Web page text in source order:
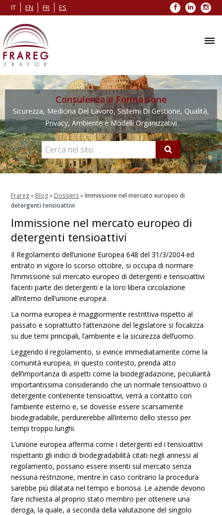
IT EN FR ES Facebook
LinkedIn
Consulenza e Formazione
Sicurezza, Medicina Del Lavoro, Sistemi Di Gestione, Qualità,
Privacy, Ambiente e Modelli Organizzativi
Frareg» Blog» Dossiers»Immissione nel mercato europeo di
detergenti tensioattivi
Immissione nel mercato europeo di
detergenti tensioattivi
Il Regolamento dell’unione Europea 648 del 31/3/2004 ed
entrato in vigore lo scorso ottobre, si occupa di normare
l’immissione sul mercato europeo di detergenti e tensioattivi
facenti parte dei detergenti e la loro libera circolazione
all’interno dell’unione europea.
La norma europea è maggiormente restrittiva rispetto al
passato e soprattutto l’attenzione del legislatore si focalizza
su due temi principali, l’ambiente e la sicurezza dell’uomo.
Leggendo il regolamento, si evince immediatamente come la
comunità europea, in questo contesto, prenda atto
dell’importanza di aspetti come la biodegradazione, peculiarità
importantissima considerando che un normale tensioattivo o
detergente contenente tensioattivi, verrà a contatto con
l’ambiente esterno e, se dovesse essere scarsamente
biodegradabile, perdurerebbe all’interno dello stesso per
tempi troppo lunghi.
L’unione europea afferma come i detergenti ed i tensioattivi
rispettanti gli indici di biodegradabilità citati negli annessi al
regolamento, possano essere inseriti sul mercato senza
nessuna restrizione, mentre in caso contrario la procedura
sarebbe più dilatata nel tempo e boriosa. Le aziende devono
fare richiesta al proprio stato membro per ottenere una
deroga, la quale, a seconda della valutazione del singolo